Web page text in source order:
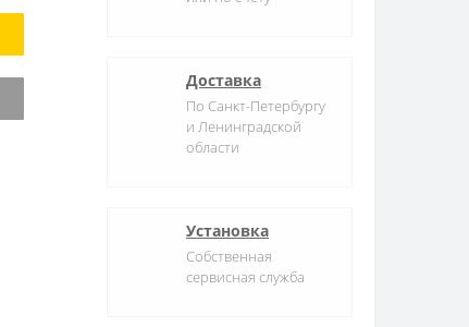
Доставка
По Санкт-Петербургу
и Ленинградской
области
Установка
Собственная
сервисная служба